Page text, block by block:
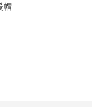
帽